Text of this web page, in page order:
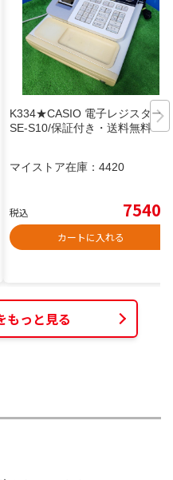
K334★CASIO 電子レジスター
SE-S10/保証付き・送料無料
マイストア在庫： 4420
税込 7540
カートに入れる
もっと見る